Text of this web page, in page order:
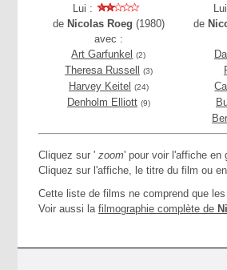
Lui :
de Nicolas Roeg (1980)
avec :
Art Garfunkel
(2)
Theresa Russell (3)
Harvey Keitel (24)
Denholm Elliott (9)
de
Cliquez sur ' zoom' pour voir l'affiche en
Cliquez sur l'affiche, le titre du film ou
Cette liste de films ne comprend que
Voir aussi la filmographie complète de